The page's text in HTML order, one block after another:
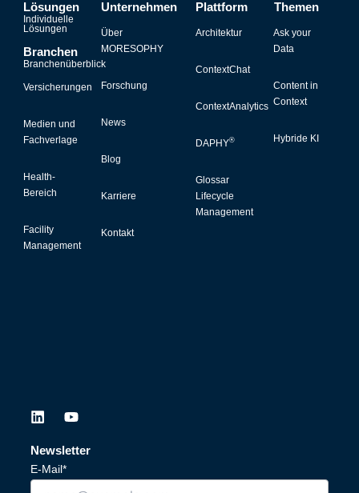
L
n
k
e
Y
u
t
Newsletter
E-Mail*
Lösungen
Individuelle
Lösungen
Branchen
Branchenüberblick
Versicherungen
Medien und
Fachverlage
Health-
Bereich
Facility
Management
Unternehmen
Über
MORESOPHY
Forschung
News
Blog
Karriere
Kontakt
Plattform
Architektur
ContextChat
ContextAnalytics
DAPHY®
Glossar
Lifecycle
Management
Themen
Ask your
Data
Content in
Context
Hybride KI